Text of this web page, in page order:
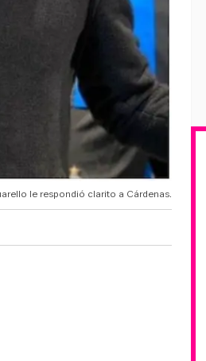
le respondió clarito a Cárdenas.